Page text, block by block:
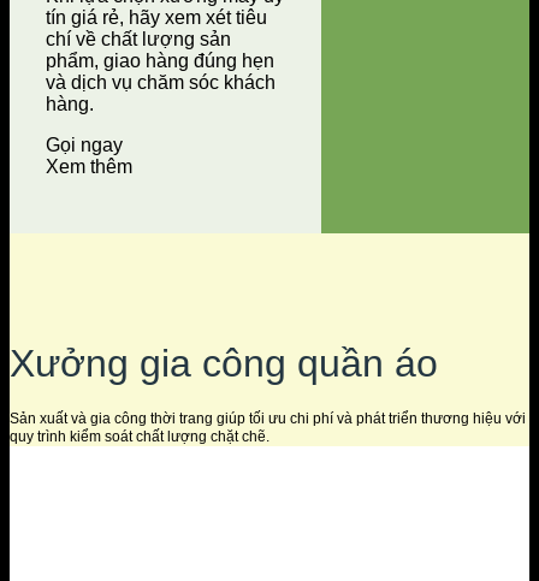
tín giá rẻ, hãy xem xét tiêu
chí về chất lượng sản
phẩm, giao hàng đúng hẹn
và dịch vụ chăm sóc khách
hàng.
Gọi ngay
Xem thêm
Xưởng gia công quần áo
Sản xuất và gia công thời trang giúp tối ưu chi phí và phát triển thương hiệu với
quy trình kiểm soát chất lượng chặt chẽ.